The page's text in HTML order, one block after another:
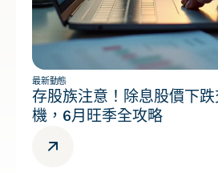
最新動態
存股族注意！除息股價下
機，6月旺季全攻略